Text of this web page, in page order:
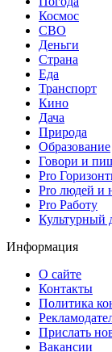
Космос
СВО
Деньги
Страна
Еда
Транспорт
Кино
Дача
Природа
Образование
Говори и
Pro
Pro людей и
Pro Работу
Культурный
Информация
О сайте
Контакты
Политика
Прислать
Вакансии